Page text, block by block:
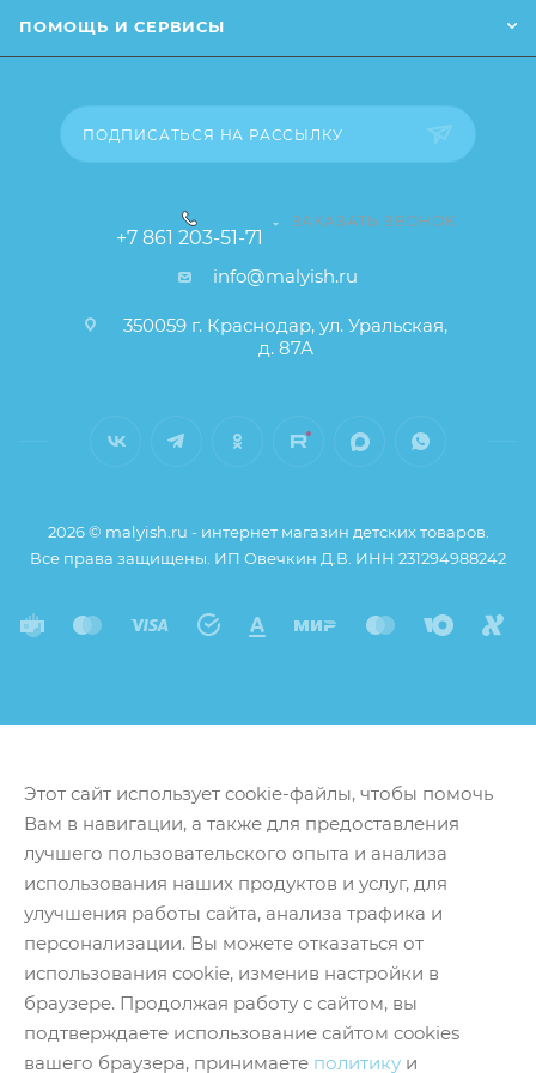
ПОМОЩЬ И СЕРВИСЫ
ПОДПИСАТЬСЯ НА РАССЫЛКУ
+7 861 203-51-71
ЗАКАЗАТЬ ЗВОНОК
info@malyish.ru
350059 г. Краснодар, ул. Уральская,
д. 87А
2026 © malyish.ru - интернет магазин детских товаров.
Все права защищены. ИП Овечкин Д.В. ИНН 231294988242
Этот сайт использует cookie-файлы, чтобы помочь
Вам в навигации, а также для предоставления
лучшего пользовательского опыта и анализа
использования наших продуктов и услуг, для
улучшения работы сайта, анализа трафика и
персонализации. Вы можете отказаться от
использования cookie, изменив настройки в
браузере. Продолжая работу с сайтом, вы
подтверждаете использование сайтом cookies
вашего браузера, принимаете политику и